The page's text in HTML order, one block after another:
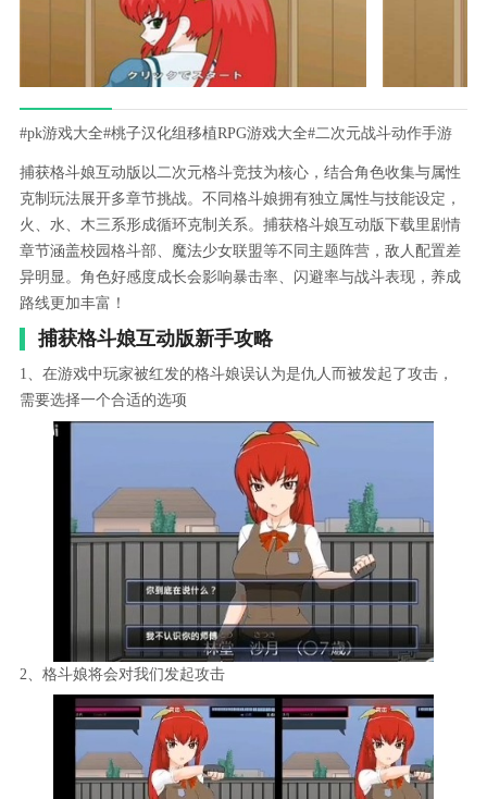
#pk游戏大全#桃子汉化组移植RPG游戏大全#二次元战斗动作手游
捕获格斗娘互动版以二次元格斗竞技为核心，结合角色收集与属性
克制玩法展开多章节挑战。不同格斗娘拥有独立属性与技能设定，
火、水、木三系形成循环克制关系。捕获格斗娘互动版下载里剧情
章节涵盖校园格斗部、魔法少女联盟等不同主题阵营，敌人配置差
异明显。角色好感度成长会影响暴击率、闪避率与战斗表现，养成
路线更加丰富！
捕获格斗娘互动版新手攻略
1、在游戏中玩家被红发的格斗娘误认为是仇人而被发起了攻击，
需要选择一个合适的选项
2、格斗娘将会对我们发起攻击